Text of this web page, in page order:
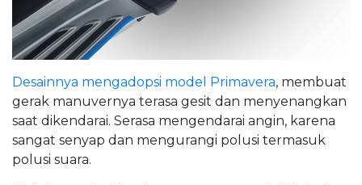
Desainnya mengadopsi model Primavera, membuat
gerak manuvernya terasa gesit dan menyenangkan
saat dikendarai. Serasa mengendarai angin, karena
sangat senyap dan mengurangi polusi termasuk
polusi suara.